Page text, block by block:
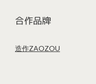
合作品牌
造作ZAOZOU